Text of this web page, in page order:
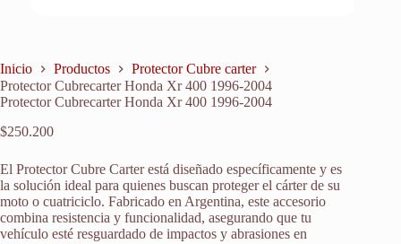
Inicio Productos
Protector Cubre carter
Protector Cubrecarter Honda Xr 400 1996-2004
Protector Cubrecarter Honda Xr 400 1996-2004
$250.200
El Protector Cubre Carter está diseñado específicamente y es
la solución ideal para quienes buscan proteger el cárter de su
moto o cuatriciclo. Fabricado en Argentina, este accesorio
combina resistencia y funcionalidad, asegurando que tu
vehículo esté resguardado de impactos y abrasiones en